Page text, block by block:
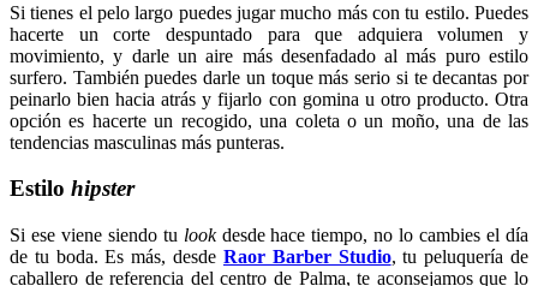
Si tienes el pelo largo puedes jugar mucho más con tu estilo. Puedes
hacerte un corte despuntado para que adquiera volumen y
movimiento, y darle un aire más desenfadado al más puro estilo
surfero. También puedes darle un toque más serio si te decantas por
peinarlo bien hacia atrás y fijarlo con gomina u otro producto. Otra
opción es hacerte un recogido, una coleta o un moño, una de las
tendencias masculinas más punteras.
Estilo hipster
Si ese viene siendo tu lookdesde hace tiempo, no lo cambies el día
de tu boda. Es más, desde Raor Barber Studio, tu peluquería de
caballero de referencia del centro de Palma, te aconsejamos que lo